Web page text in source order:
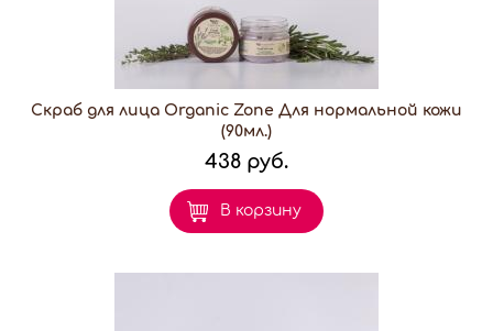
Скраб для лица Organic Zone Для нормальной кожи
(90мл.)
438 руб.
В корзину